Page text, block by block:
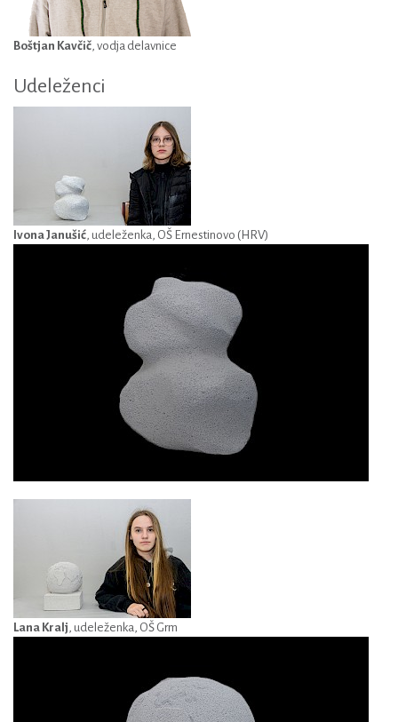
Boštjan Kavčič, vodja delavnice
Udeleženci
Ivona Janušić, udeleženka, OŠ Ernestinovo (HRV)
Lana Kralj, udeleženka, OŠ Grm